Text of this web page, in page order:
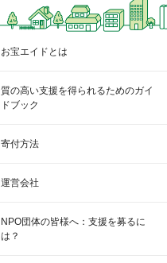
お宝エイドとは
質の高い支援を得られるためのガイ
ドブック
寄付方法
運営会社
NPO団体の皆様へ：支援を募るに
は？